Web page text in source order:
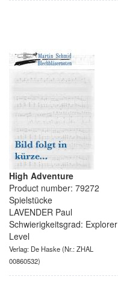
High Adventure
Product number: 79272
Spielstücke
LAVENDER Paul
Schwierigkeitsgrad: Explorer
Level
Verlag: De Haske(Nr.: ZHAL
00860532)